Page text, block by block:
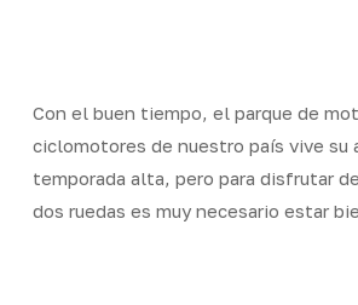
contentCon el buen tiempo, el parque de
ciclomotores de nuestro país vive su
temporada alta, pero para disfrutar
dos ruedas es muy necesario estar